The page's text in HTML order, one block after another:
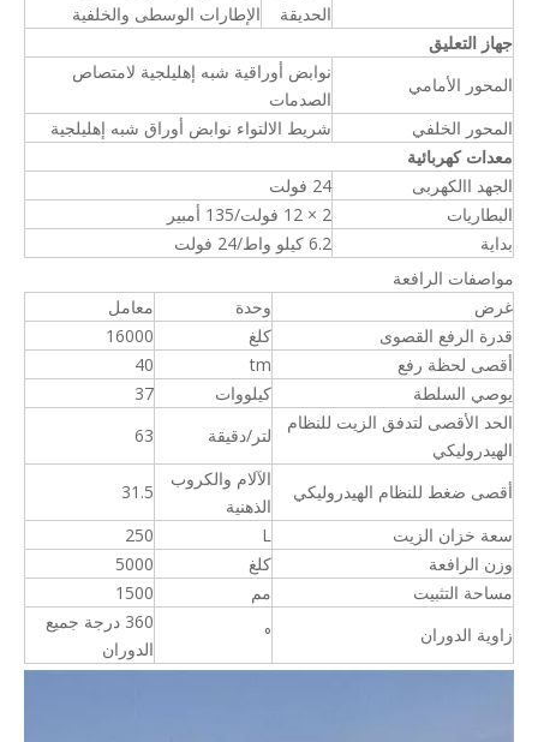
الحديقة
الإطارات الوسطى والخلفية
جهاز التعليق
المحور الأمامي
نوابض أوراقية شبه إهليلجية لامتصاص
الصدمات
المحور الخلفي
شريط الالتواء نوابض أوراق شبه إهليلجية
معدات كهربائية
الجهد االكهربى
24 فولت
البطاريات
2 × 12 فولت/135 أمبير
بداية
6.2 كيلو واط/24 فولت
مواصفات الرافعة
غرض
وحدة
معامل
قدرة الرفع القصوى
كلغ
16000
أقصى لحظة رفع
tm
40
يوصي السلطة
كيلووات
37
الحد الأقصى لتدفق الزيت للنظام
الهيدروليكي
لتر/دقيقة 63
أقصى ضغط للنظام الهيدروليكي
الآلام والكروب
الذهنية
31.5
سعة خزان الزيت
L
250
وزن الرافعة
كلغ
5000
مساحة التثبيت
مم
1500
زاوية الدوران
°
360 درجة جميع
الدوران